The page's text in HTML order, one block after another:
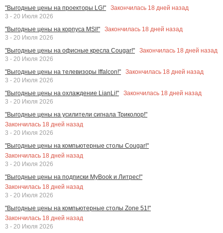
"Выгодные цены на проекторы LG!" Закончилась 18 дней назад
3 - 20 Июля 2026
"Выгодные цены на корпуса MSI!"
Закончилась 18 дней назад
3 - 20 Июля 2026
"Выгодные цены на офисные кресла Cougar!"
Закончилась 18 дней назад
3 - 20 Июля 2026
"Выгодные цены на телевизоры Iffalcon!"
Закончилась 18 дней назад
3 - 20 Июля 2026
"Выгодные цены на охлаждение LianLi!"
Закончилась 18 дней назад
3 - 20 Июля 2026
"Выгодные цены на усилители сигнала Триколор!"
Закончилась 18 дней назад
3 - 20 Июля 2026
"Выгодные цены на компьютерные столы Cougar!"
Закончилась 18 дней назад
3 - 20 Июля 2026
"Выгодные цены на подписки MyBook и Литрес!"
Закончилась 18 дней назад
3 - 20 Июля 2026
"Выгодные цены на компьютерные столы Zone 51!"
Закончилась 18 дней назад
3 - 20 Июля 2026